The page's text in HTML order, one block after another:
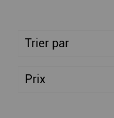
Trier par
Prix